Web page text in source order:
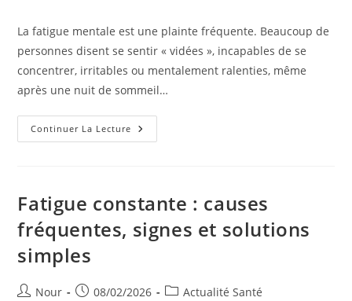
la
publication :
La fatigue mentale est une plainte fréquente. Beaucoup de
personnes disent se sentir « vidées », incapables de se
concentrer, irritables ou mentalement ralenties, même
après une nuit de sommeil…
Continuer La Lecture Fatigue
Mentale
Différences
Avec
Fatigue
Physique
Fatigue constante : causes
fréquentes, signes et solutions
simples
Auteur/autrice
Nour
Publication
08/02/2026
PostActualité Santé